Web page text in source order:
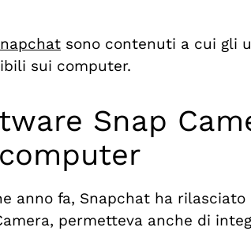
sono contenuti a cui gli
sui computer.
Snap
anno fa, Snapchat ha
permetteva anche di